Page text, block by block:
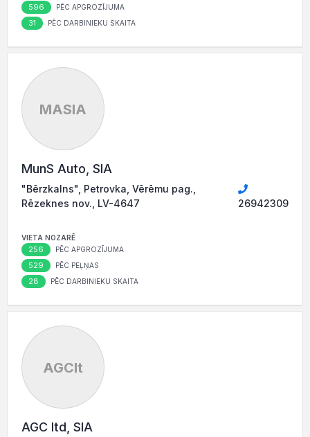
596 PĒC APGROZĪJUMA
31 PĒC DARBINIEKU SKAITA
MASIA
MunS Auto, SIA
"Bērzkalns", Petrovka, Vērēmu pag.,
Rēzeknes nov., LV-4647
26942309
VIETA NOZARĒ
256 PĒC APGROZĪJUMA
529 PĒC PEĻŅAS
28 PĒC DARBINIEKU SKAITA
AGClt
AGC ltd, SIA